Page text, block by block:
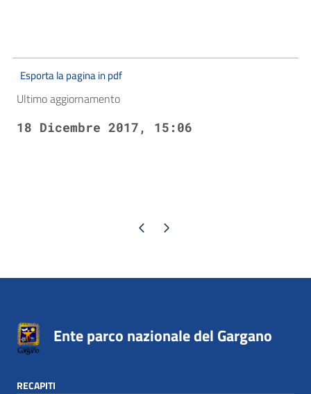
Esporta la pagina in pdf
Ultimo aggiornamento
18 Dicembre 2017, 15:06
Pagina precedente
Pagina successiva
Ente parco nazionale del Gargano
RECAPITI